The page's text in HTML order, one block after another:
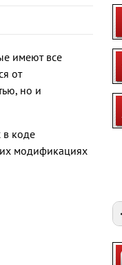
имеют все
от
но и
в коде
модификациях